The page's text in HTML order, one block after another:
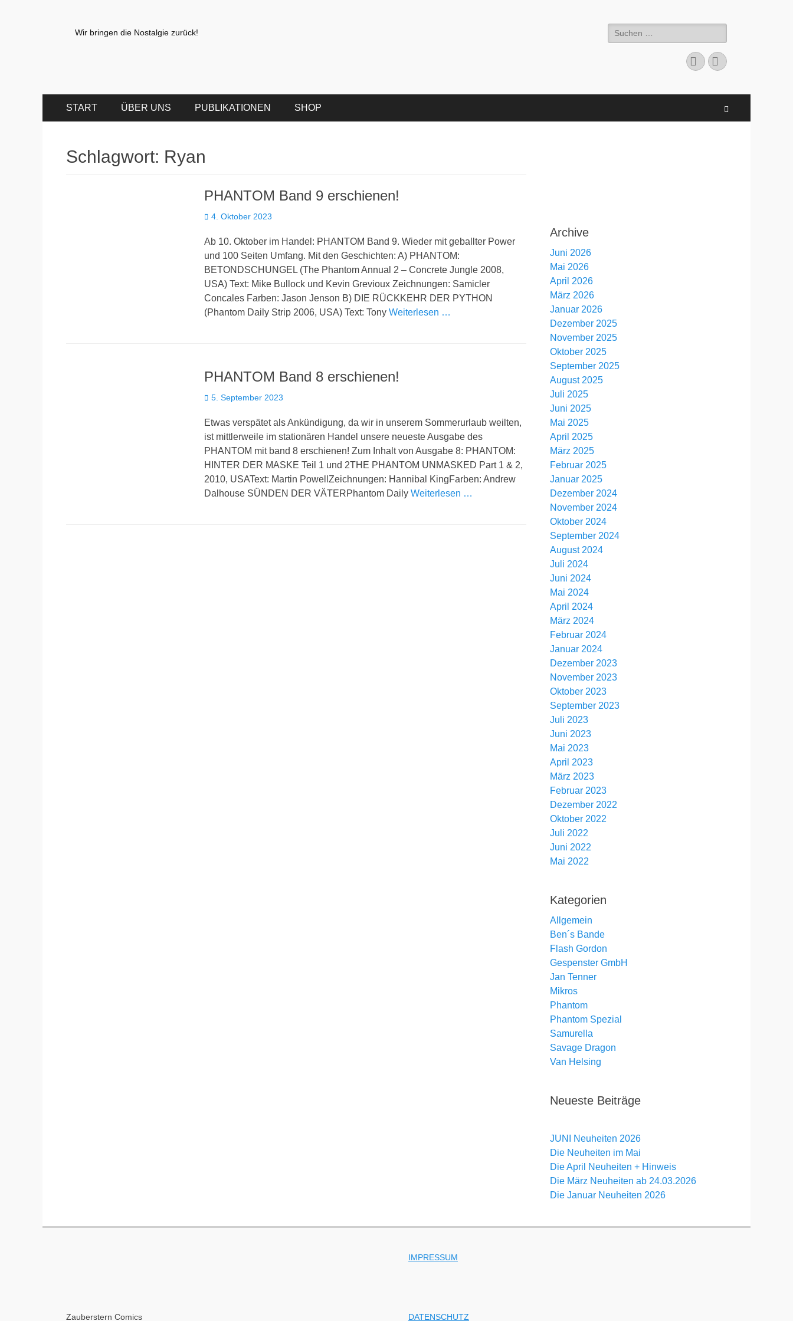
Wir bringen die Nostalgie zurück!
Suchen
nach:
Facebook
E-
Mail
Primäres
Menü
START ÜBER UNS PUBLIKATIONEN SHOP
Schlagwort: Ryan
PHANTOM Band 9 erschienen!
Veröffentlicht
4. Oktober 2023
Ab 10. Oktober im Handel: PHANTOM Band 9. Wieder mit geballter Power
und 100 Seiten Umfang. Mit den Geschichten: A) PHANTOM:
BETONDSCHUNGEL (The Phantom Annual 2 – Concrete Jungle 2008,
USA) Text: Mike Bullock und Kevin Grevioux Zeichnungen: Samicler
Concales Farben: Jason Jenson B) DIE RÜCKKEHR DER PYTHON
(Phantom Daily Strip 2006, USA) Text: Tony Weiterlesen …
PHANTOM Band 8 erschienen!
Veröffentlicht
5. September 2023
Etwas verspätet als Ankündigung, da wir in unserem Sommerurlaub weilten,
ist mittlerweile im stationären Handel unsere neueste Ausgabe des
PHANTOM mit band 8 erschienen! Zum Inhalt von Ausgabe 8: PHANTOM:
HINTER DER MASKE Teil 1 und 2THE PHANTOM UNMASKED Part 1 & 2,
2010, USAText: Martin PowellZeichnungen: Hannibal KingFarben: Andrew
Dalhouse SÜNDEN DER VÄTERPhantom Daily Weiterlesen …
Archive
Juni 2026
Mai 2026
April 2026
März 2026
Januar 2026
Dezember 2025
November 2025
Oktober 2025
September 2025
August 2025
Juli 2025
Juni 2025
Mai 2025
April 2025
März 2025
Februar 2025
Januar 2025
Dezember 2024
November 2024
Oktober 2024
September 2024
August 2024
Juli 2024
Juni 2024
Mai 2024
April 2024
März 2024
Februar 2024
Januar 2024
Dezember 2023
November 2023
Oktober 2023
September 2023
Juli 2023
Juni 2023
Mai 2023
April 2023
März 2023
Februar 2023
Dezember 2022
Oktober 2022
Juli 2022
Juni 2022
Mai 2022
Kategorien
Allgemein
Ben´s Bande
Flash Gordon
Gespenster GmbH
Jan Tenner
Mikros
Phantom
Phantom Spezial
Samurella
Savage Dragon
Van Helsing
Neueste Beiträge
JUNI Neuheiten 2026
Die Neuheiten im Mai
Die April Neuheiten + Hinweis
Die März Neuheiten ab 24.03.2026
Die Januar Neuheiten 2026
Zauberstern Comics
IMPRESSUM
DATENSCHUTZ